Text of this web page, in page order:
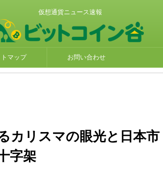
仮想通貨ニュース速報
マップ お問い合わせ
カリスマの眼光と日本市
字架